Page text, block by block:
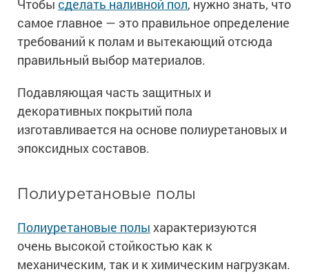
Чтобы сделать наливной пол, нужно знать, что
самое главное — это правильное определение
требований к полам и вытекающий отсюда
правильный выбор материалов.
Подавляющая часть защитных и
декоративных покрытий пола
изготавливается на основе полиуретановых и
эпоксидных составов.
Полиуретановые полы
Полиуретановые полы характеризуются
очень высокой стойкостью как к
механическим, так и к химическим нагрузкам.